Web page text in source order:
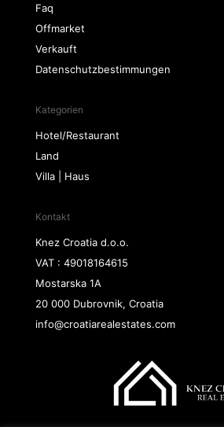
Faq
Offmarket
Verkauft
Datenschutzbestimmungen
Kategorien
Hotel/Restaurant
Land
Villa | Haus
Kontakt
Knez Croatia d.o.o.
VAT : 49018164615
Mostarska 1A
20 000 Dubrovnik, Croatia
info@croatiarealestates.com